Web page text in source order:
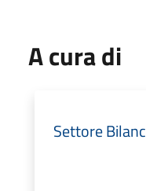
A cura di
Settore